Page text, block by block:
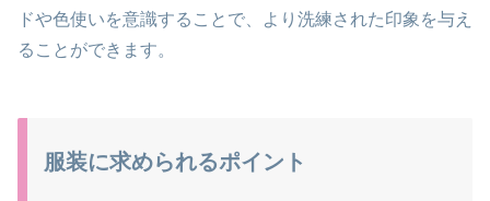
ドや色使いを意識することで、より洗練された印象を与え
ることができます。
服装に求められるポイント